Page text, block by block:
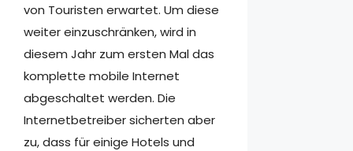
von Touristen erwartet. Um diese
weiter einzuschränken, wird in
diesem Jahr zum ersten Mal das
komplette mobile Internet
abgeschaltet werden. Die
Internetbetreiber sicherten aber
zu, dass für einige Hotels und